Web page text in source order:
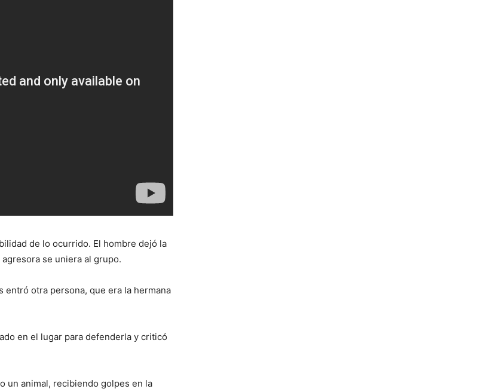
de lo ocurrido. El hombre dejó la
se uniera al grupo.
entró otra persona, que era la hermana
en el lugar para defenderla y criticó
un animal, recibiendo golpes en la